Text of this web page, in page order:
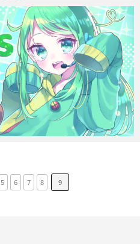
5 6 7 8 9